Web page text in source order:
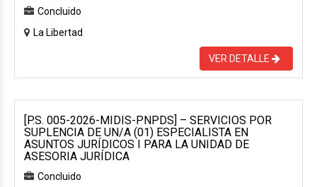
Concluido
La Libertad
VER DETALLE
[P.S. 005-2026-MIDIS-PNPDS] – SERVICIOS POR
SUPLENCIA DE UN/A (01) ESPECIALISTA EN
ASUNTOS JURÍDICOS I PARA LA UNIDAD DE
ASESORIA JURÍDICA
Concluido